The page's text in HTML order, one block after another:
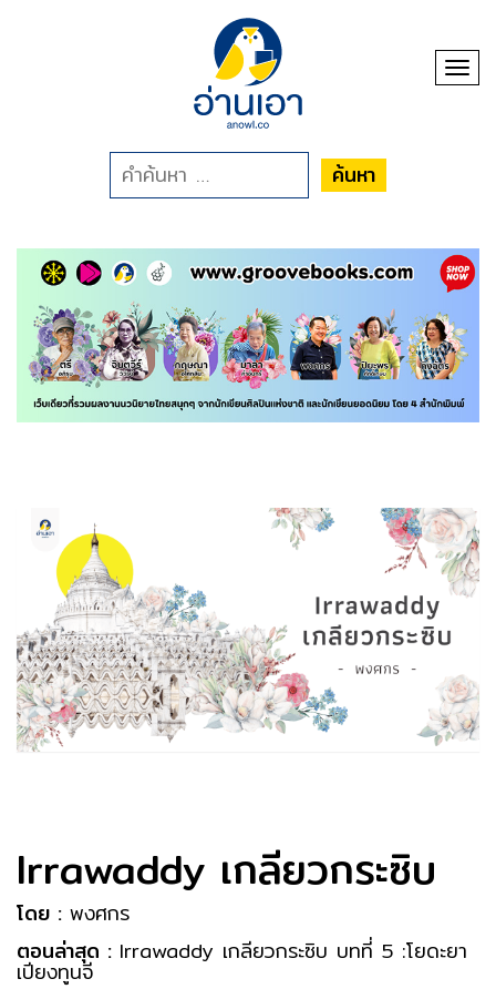
ค้นหา
Irrawaddy เกลียวกระซิบ
โดย : พงศกร
ตอนล่าสุด : Irrawaddy เกลียวกระซิบ บทที่ 5 :โยดะยา
เปียงทูนจี